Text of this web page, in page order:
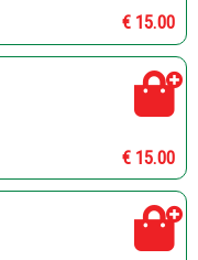
€ 15.00
€ 15.00